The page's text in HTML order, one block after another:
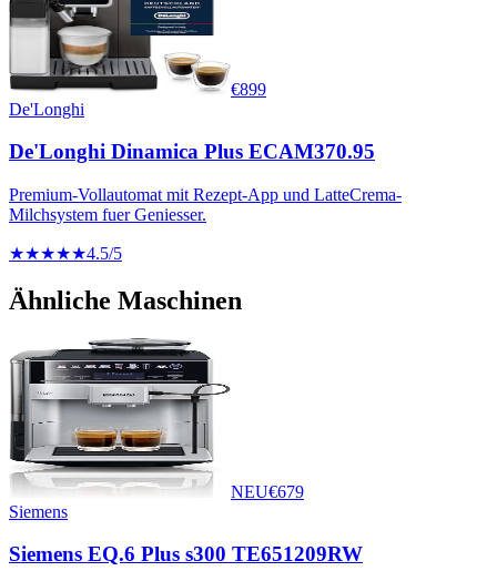
€899
De'Longhi
De'Longhi Dinamica Plus ECAM370.95
Premium-Vollautomat mit Rezept-App und LatteCrema-
Milchsystem fuer Geniesser.
★★★★★4.5/5
Ähnliche Maschinen
NEU€679
Siemens
Siemens EQ.6 Plus s300 TE651209RW